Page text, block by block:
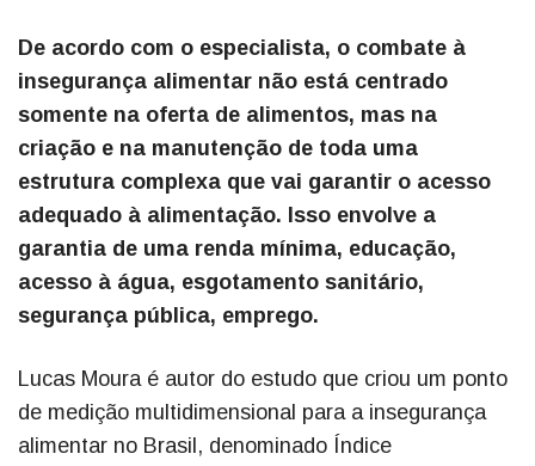
De acordo com o especialista, o combate à
insegurança alimentar não está centrado
somente na oferta de alimentos, mas na
criação e na manutenção de toda uma
estrutura complexa que vai garantir o acesso
adequado à alimentação. Isso envolve a
garantia de uma renda mínima, educação,
acesso à água, esgotamento sanitário,
segurança pública, emprego.
Lucas Moura é autor do estudo que criou um ponto
de medição multidimensional para a insegurança
alimentar no Brasil, denominado Índice